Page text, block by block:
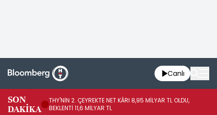
Canlı
SON
DAKİKA
THY'NİN 2. ÇEYREKTE NET KÂRI 8,95 MİLYAR TL OLDU,
BEKLENTİ 11,6 MİLYAR TL